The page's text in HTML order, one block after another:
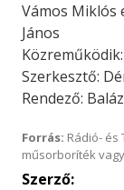
Vámos Miklós
János
Szerkesztő:
Rendező:
Forrás: Rádió- és
műsorboríték
Szerző: